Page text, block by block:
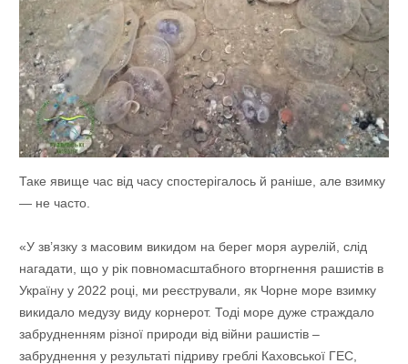
Таке явище час від часу спостерігалось й раніше, але взимку
— не часто.
«У зв’язку з масовим викидом на берег моря аурелій, слід
нагадати, що у рік повномасштабного вторгнення рашистів в
Україну у 2022 році, ми реєстрували, як Чорне море взимку
викидало медузу виду корнерот. Тоді море дуже страждало
забрудненням різної природи від війни рашистів –
забруднення у результаті підриву греблі Каховської ГЕС,